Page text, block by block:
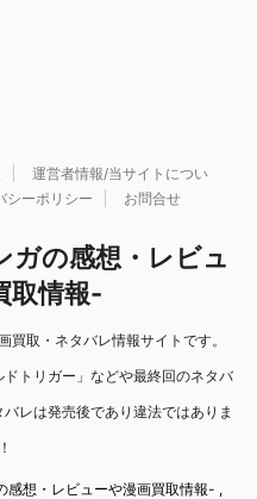
運営者情報/当サイトについ
シーポリシー お問合せ
ガの感想・レビュ
取情報-
取・ネタバレ情報サイトです。
ドトリガー」などや最終回のネタバ
レは発売後であり違法ではありま
想・レビューや漫画買取情報- ,